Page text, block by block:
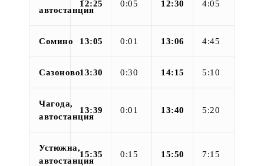
автостанция
12:25 0:05 12:30 4:05
Сомино 13:05 0:01 13:06 4:45
Сазоново13:30 0:30 14:15 5:10
Чагода,
автостанция
13:39 0:01 13:40 5:20
Устюжна,
автостанция
15:35 0:15 15:50 7:15